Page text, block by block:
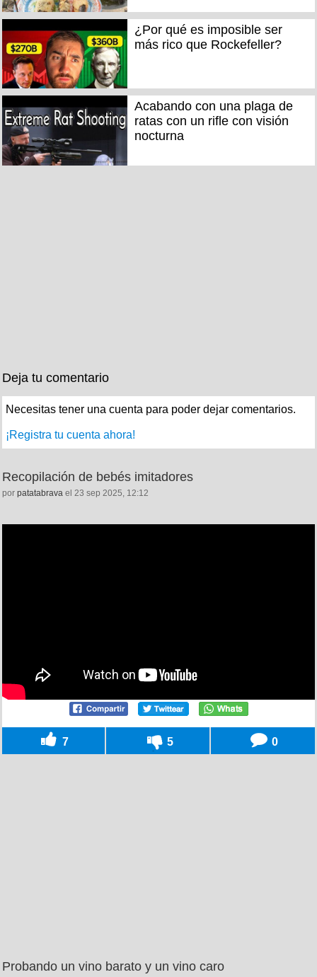
¿Por qué es imposible ser
más rico que Rockefeller?
Acabando con una plaga de
ratas con un rifle con visión
nocturna
Deja tu comentario
Necesitas tener una cuenta para poder dejar comentarios.
¡Registra tu cuenta ahora!
Recopilación de bebés imitadores
por patatabrava el 23 sep 2025, 12:12
7 5 0
Probando un vino barato y un vino caro